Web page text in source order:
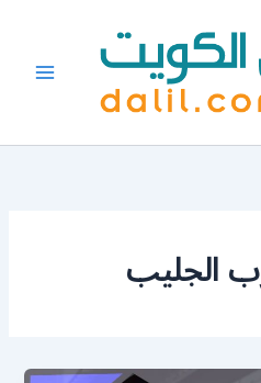
الجليب